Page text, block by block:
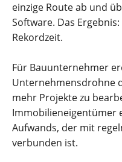
einzige Route ab und
Software. Das
Rekordzeit.
Für Bauunternehmer
Unternehmensdrohne
mehr Projekte zu
Immobilieneigentümer
Aufwands, der mit
verbunden ist.